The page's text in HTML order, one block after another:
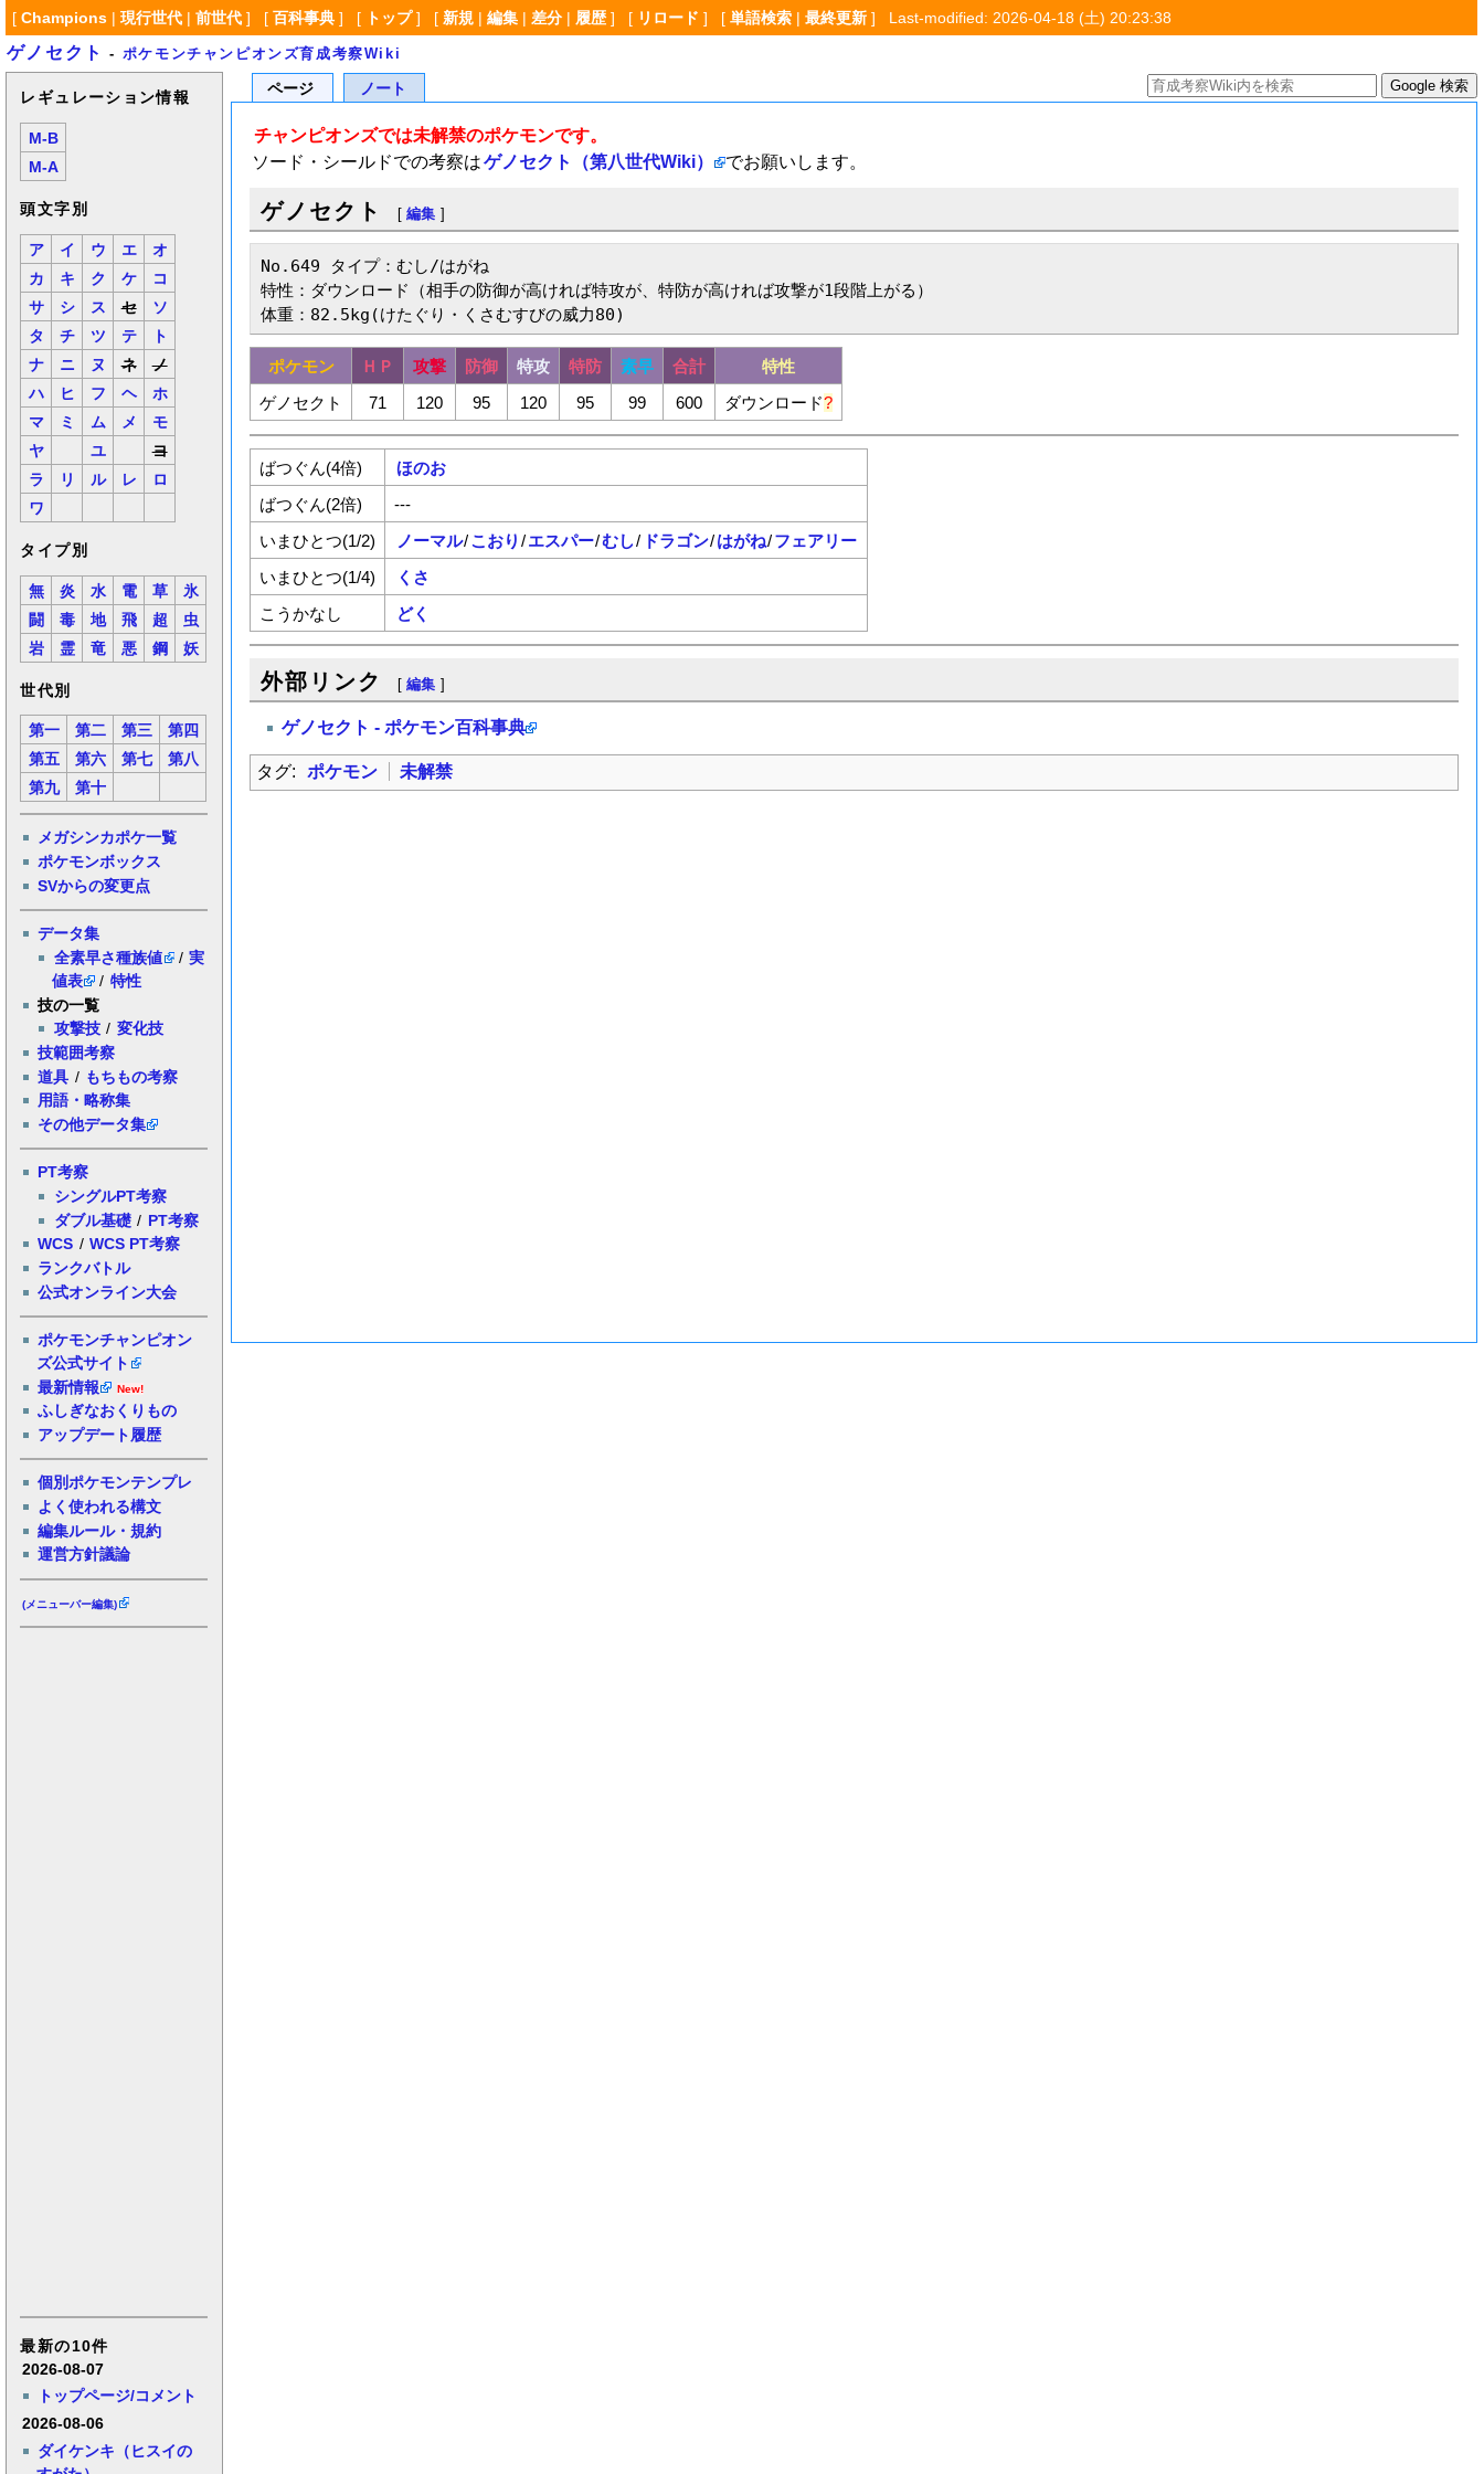
[ Champions| 現行世代| 前世代] [ 百科事典] [ トップ] [ 新規| 編集| 差分| 履歴] [ リロード ] [ 単語検索| 最終更新] Last-modified: 2026-04-18 (土) 20:23:38
ゲノセクト - ポケモンチャンピオンズ育成考察Wiki
レギュレーション情報
M-B
M-A
頭文字別
ア イ ウ エ
オ
カ
キ ク ケ
コ
サ
シ ス セ
ソ
タ
チ ツ テ
ト
ナ
ニ ヌ ネ
ノ
ハ
ヒ フ ヘ
ホ
マ
ミ ム メ
モ
ヤ
ユ
ヨ
ラ
リ ル レ
ロ
ワ
タイプ別
無 炎 水 電 草
氷
闘
毒 地 飛 超
虫
岩
霊 竜 悪 鋼 妖
世代別
第一 第二 第三
第四
第五
第六 第七
第八
第九
第十
メガシンカポケ一覧
ポケモンボックス
SVからの変更点
データ集
全素早さ種族値
/ 実
値表
/ 特性
技の一覧
攻撃技 / 変化技
技範囲考察
道具 / もちもの考察
用語・略称集
その他データ集
PT考察
シングルPT考察
ダブル基礎 / PT考察
WCS / WCS PT考察
ランクバトル
公式オンライン大会
ポケモンチャンピオン
ズ公式サイト
最新情報
New!
ふしぎなおくりもの
アップデート履歴
個別ポケモンテンプレ
よく使われる構文
編集ルール・規約
運営方針議論
(メニューバー編集)
最新の10件
2026-08-07
トップページ/コメント
2026-08-06
ダイケンキ（ヒスイの
ページ ノート
チャンピオンズでは未解禁のポケモンです。
ソード・シールドでの考察はゲノセクト（第八世代Wiki） でお願いします。
ゲノセクト [ 編集 ]
No.649 タイプ：むし/はがね
特性：ダウンロード（相手の防御が高ければ特攻が、特防が高ければ攻撃が1段階上がる）
体重：82.5kg(けたぐり・くさむすびの威力80)
ポケモン ＨＰ 攻撃 防御 特攻 特防 素早 合計
特性
ゲノセクト
71 120 95 120 95 99 600 ダウンロード?
ばつぐん(4倍)
ほのお
ばつぐん(2倍)
---
いまひとつ(1/2)
ノーマル/こおり /エスパー/むし/ ドラゴン/はがね/フェアリー
いまひとつ(1/4)
くさ
こうかなし
どく
外部リンク [ 編集 ]
ゲノセクト - ポケモン百科事典
タグ: ポケモン 未解禁